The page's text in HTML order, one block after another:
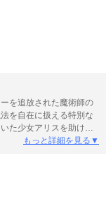
を追放された魔術師の
を自在に扱える特別な
た少女アリスを助けた
弟子入りを懇願されて
のだが──
もっと詳細を見る▼